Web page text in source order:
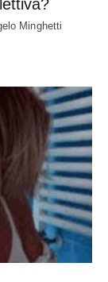
Minghetti